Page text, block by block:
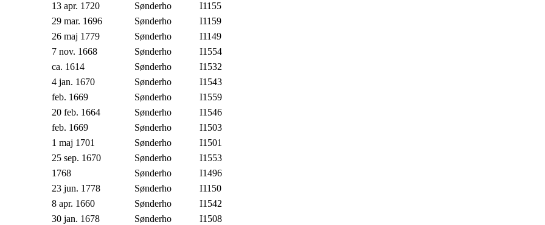
13 apr. 1720 Sønderho
I1155
29 mar. 1696 Sønderho
I1159
26 maj 1779 Sønderho
I1149
7 nov. 1668 Sønderho
I1554
ca. 1614 Sønderho
I1532
4 jan. 1670 Sønderho
I1543
feb. 1669 Sønderho
I1559
20 feb. 1664 Sønderho
I1546
feb. 1669 Sønderho
I1503
1 maj 1701 Sønderho
I1501
25 sep. 1670 Sønderho
I1553
1768 Sønderho
I1496
23 jun. 1778 Sønderho
I1150
8 apr. 1660 Sønderho
I1542
30 jan. 1678 Sønderho
I1508